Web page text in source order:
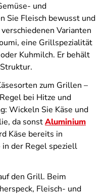
und
Sie Fleisch bewusst und
Varianten
eine Grillspezialität
Kuhmilch. Er behält
zum Grillen –
bei Hitze und
Wickeln Sie Käse und
da sonstAluminium
Käse bereits in
der Regel speziell
den Grill. Beim
Fleisch- und